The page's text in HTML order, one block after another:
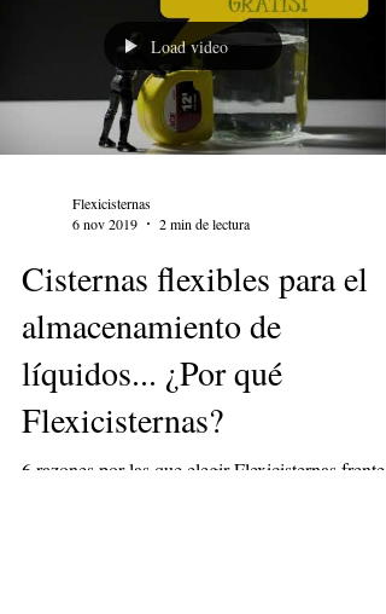
Load video
Flexicisternas
6 nov 2019
2 min de lectura
Cisternas flexibles para el
almacenamiento de
líquidos... ¿Por qué
Flexicisternas?
6 razones por las que elegir Flexicisternas frente a